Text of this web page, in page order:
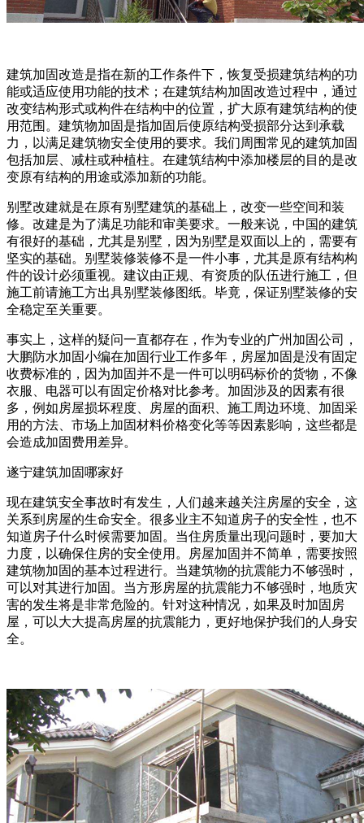
建筑加固改造是指在新的工作条件下，恢复受损建筑结构的功
能或适应使用功能的技术；在建筑结构加固改造过程中，通过
改变结构形式或构件在结构中的位置，扩大原有建筑结构的使
用范围。建筑物加固是指加固后使原结构受损部分达到承载
力，以满足建筑物安全使用的要求。我们周围常见的建筑加固
包括加层、减柱或种植柱。在建筑结构中添加楼层的目的是改
变原有结构的用途或添加新的功能。
别墅改建就是在原有别墅建筑的基础上，改变一些空间和装
修。改建是为了满足功能和审美要求。一般来说，中国的建筑
有很好的基础，尤其是别墅，因为别墅是双面以上的，需要有
坚实的基础。别墅装修装修不是一件小事，尤其是原有结构构
件的设计必须重视。建议由正规、有资质的队伍进行施工，但
施工前请施工方出具别墅装修图纸。毕竟，保证别墅装修的安
全稳定至关重要。
事实上，这样的疑问一直都存在，作为专业的广州加固公司，
大鹏防水加固小编在加固行业工作多年，房屋加固是没有固定
收费标准的，因为加固并不是一件可以明码标价的货物，不像
衣服、电器可以有固定价格对比参考。加固涉及的因素有很
多，例如房屋损坏程度、房屋的面积、施工周边环境、加固采
用的方法、市场上加固材料价格变化等等因素影响，这些都是
会造成加固费用差异。
遂宁建筑加固哪家好
现在建筑安全事故时有发生，人们越来越关注房屋的安全，这
关系到房屋的生命安全。很多业主不知道房子的安全性，也不
知道房子什么时候需要加固。当住房质量出现问题时，要加大
力度，以确保住房的安全使用。房屋加固并不简单，需要按照
建筑物加固的基本过程进行。当建筑物的抗震能力不够强时，
可以对其进行加固。当方形房屋的抗震能力不够强时，地质灾
害的发生将是非常危险的。针对这种情况，如果及时加固房
屋，可以大大提高房屋的抗震能力，更好地保护我们的人身安
全。